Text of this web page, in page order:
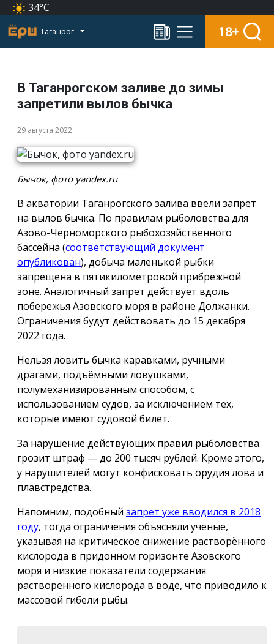
34°C
Таганрог 18+
В Таганрогском заливе до зимы
запретили вылов бычка
29 августа 2022
Бычок, фото yandex.ru
В акватории Таганрогского залива ввели запрет
на вылов бычка. По правилам рыболовства для
Азово-Черноморского рыбохозяйственного
бассейна (соответствующий документ
опубликован), добыча маленькой рыбки
запрещена в пятикилометровой прибрежной
зоне. Аналогичный запрет действует вдоль
побережья Азовского моря в районе Должанки.
Ограничения будут действовать до 15 декабря
2022 года.
Нельзя ловить бычка каравками, ручными
драгами, подъёмными ловушками,
полумеханизированным способом, с
использованием судов, за исключением тех,
которые имеют судовой билет.
За нарушение действующих правил рыболовства
грозит штраф — до 200 тысяч рублей. Кроме этого,
у нарушителей могут конфисковать орудия лова и
плавстредства.
Напомним, подобный запрет уже вводился в 2018
году, тогда ограничения объясняли учёные,
указывая на критическое снижение растворённого
кислорода в придонном горизонте Азовского
моря и низкие показатели содержания
растворённого кислорода в воде, что приводило к
массовой гибели рыбы.